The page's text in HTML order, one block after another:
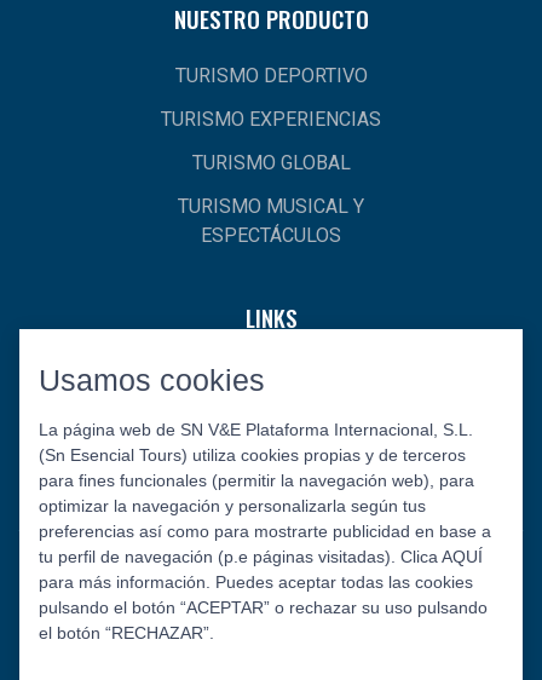
NUESTRO PRODUCTO
TURISMO DEPORTIVO
TURISMO EXPERIENCIAS
TURISMO GLOBAL
TURISMO MUSICAL Y
ESPECTÁCULOS
LINKS
INICIO
¿QUIÉNES SOMOS?
CONTACTO
Usamos cookies
La página web de SN V&E Plataforma Internacional, S.L.
(Sn Esencial Tours) utiliza cookies propias y de terceros
para fines funcionales (permitir la navegación web), para
optimizar la navegación y personalizarla según tus
preferencias así como para mostrarte publicidad en base a
tu perfil de navegación (p.e páginas visitadas). Clica AQUÍ
para más información. Puedes aceptar todas las cookies
pulsando el botón “ACEPTAR” o rechazar su uso pulsando
el botón “RECHAZAR”.